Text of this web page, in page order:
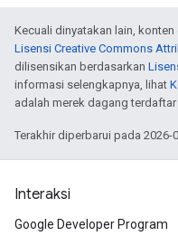
Kecuali dinyatakan lain,
Lisensi Creative Commons
dilisensikan berdasarkan
informasi selengkapnya, lihat
adalah merek dagang
Terakhir diperbarui pada 2026-
Interaksi
Google Developer Program